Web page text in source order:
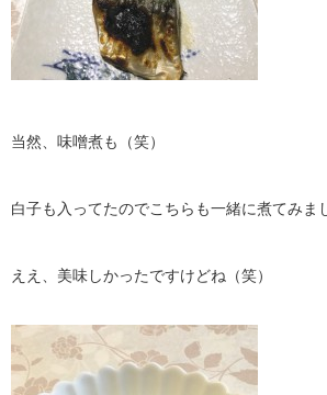
当然、味噌煮も（笑）
白子も入ってたのでこちらも一緒に煮てみま
ええ、美味しかったですけどね（笑）